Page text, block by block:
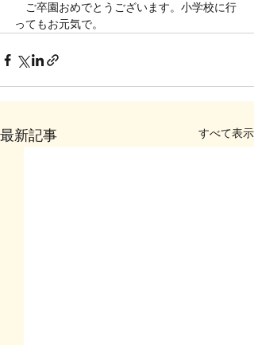
ご卒園おめでとうございます。小学校に行
ってもお元気で。
最新記事 すべて表示